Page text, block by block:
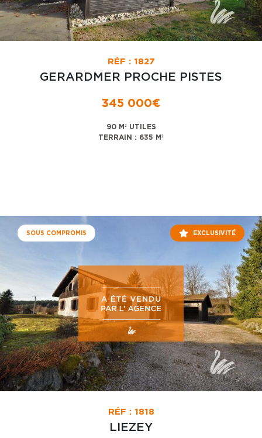
RÉF : 1827
GERARDMER PROCHE PISTES
345 000€
90 M² UTILES
TERRAIN : 635 M²
EXCLUSIVITÉ
SOUS COMPROMIS
RÉF : 1818
LIEZEY